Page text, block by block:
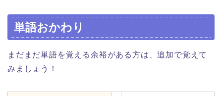
単語おかわり
まだまだ単語を覚える余裕がある方は、追加で覚えて
みましょう！